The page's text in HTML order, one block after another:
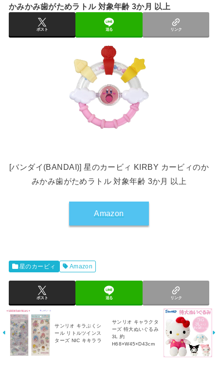
かみかみ歯がためラトル 対象年齢 3か月 以上
ポスト 送る リンク
[バンダイ(BANDAI)] 星のカービィ KIRBY カービィのか
みかみ歯がためラトル 対象年齢 3か月 以上
Amazon
星のカービィ Amazon
ポスト 送る リンク
サンリオ キラぷくシ
ール リトルツインス
ターズ NIC キキララ
サンリオ キャラクタ
ーズ 特大ぬいぐるみ
3L 約
H68×W45×D43cm